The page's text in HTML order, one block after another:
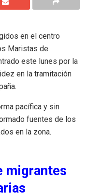
en el centro
Maristas de
este lunes por la
en la tramitación
pacífica y sin
fuentes de los
en la zona.
migrantes